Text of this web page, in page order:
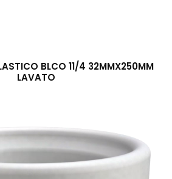
BLCO 11/4 32MMX250MM
LAVATO